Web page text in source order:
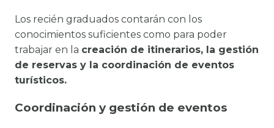
Los recién graduados contarán con los
conocimientos suficientes como para poder
trabajar en la creación de itinerarios, la gestión
de reservas y la coordinación de eventos
turísticos.
Coordinación y gestión de eventos